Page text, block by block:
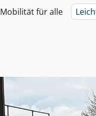
Mobilität für alle